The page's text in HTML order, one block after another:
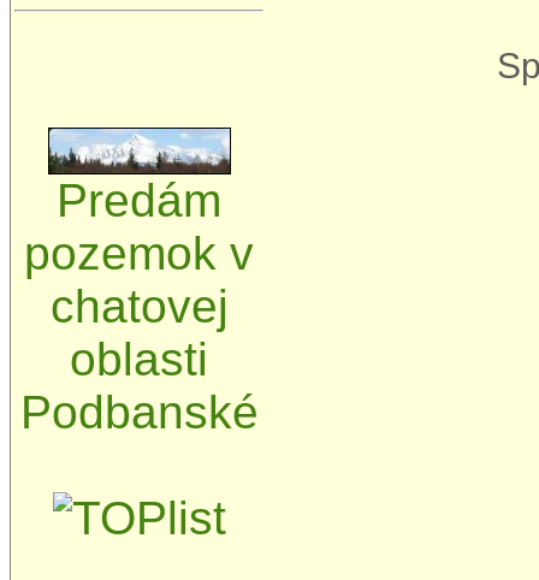
Predám
pozemok v
chatovej
oblasti
Podbanské